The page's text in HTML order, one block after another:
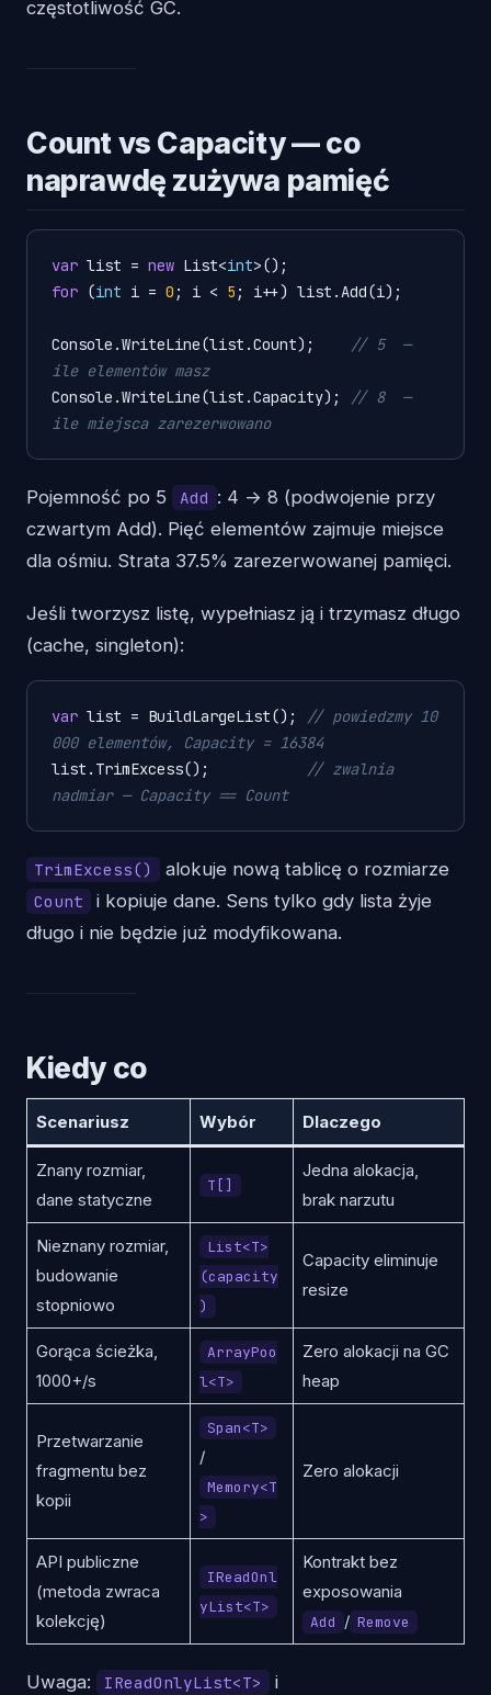
częstotliwość GC.
Count vs Capacity — co
naprawdę zużywa pamięć
var list = new List<int
for (int i = 0 ; i < 5 ; i++) list.Add(i);
Console.WriteLine(list.Count);
// 5  —
ile elementów masz
Console.WriteLine(list.Capacity);
// 8  —
ile miejsca zarezerwowano
Pojemność po 5 Add : 4 → 8 (podwojenie przy
czwartym Add). Pięć elementów zajmuje miejsce
dla ośmiu. Strata 37.5% zarezerwowanej pamięci.
Jeśli tworzysz listę, wypełniasz ją i trzymasz długo
(cache, singleton):
var list = BuildLargeList();
// powiedzmy 10
000 elementów, Capacity = 16384
list.TrimExcess();
// zwalnia
nadmiar — Capacity == Count
TrimExcess() alokuje nową tablicę o rozmiarze
Count
i kopiuje dane. Sens tylko gdy lista żyje
długo i nie będzie już modyfikowana.
Kiedy co
Scenariusz Wybór Dlaczego
Znany rozmiar,
dane statyczne
T[]
Jedna alokacja,
brak narzutu
Nieznany rozmiar,
budowanie
stopniowo
List<T>
(capacity
)
Capacity eliminuje
resize
Gorąca ścieżka,
1000+/s
ArrayPoo
l<T>
Zero alokacji na GC
heap
Przetwarzanie
fragmentu bez
kopii
Span<T>
/
Memory<T
>
Zero alokacji
API publiczne
(metoda zwraca
kolekcję)
IReadOnl
yList<T>
Kontrakt bez
exposowania
Add / Remove
Uwaga: IReadOnlyList<T> i